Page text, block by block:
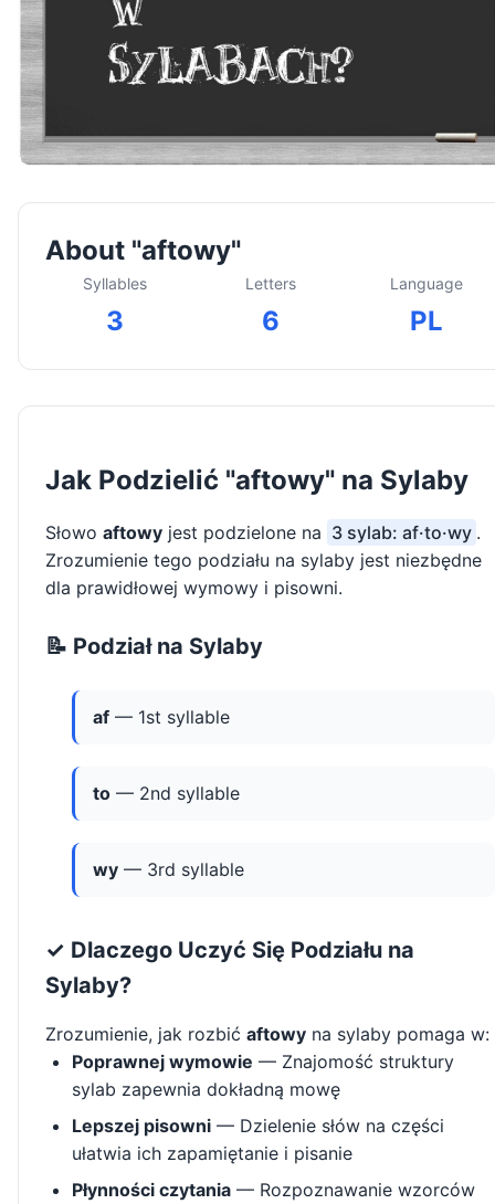
About "aftowy"
Syllables
3
Letters
6
Language
PL
Jak Podzielić "aftowy" na Sylaby
Słowo aftowy jest podzielone na 3 sylab: af·to·wy .
Zrozumienie tego podziału na sylaby jest niezbędne
dla prawidłowej wymowy i pisowni.
📝 Podział na Sylaby
af — 1st syllable
to — 2nd syllable
wy — 3rd syllable
✓ Dlaczego Uczyć Się Podziału na
Sylaby?
Zrozumienie, jak rozbić aftowy na sylaby pomaga w:
Poprawnej wymowie — Znajomość struktury
sylab zapewnia dokładną mowę
Lepszej pisowni — Dzielenie słów na części
ułatwia ich zapamiętanie i pisanie
Płynności czytania — Rozpoznawanie wzorców